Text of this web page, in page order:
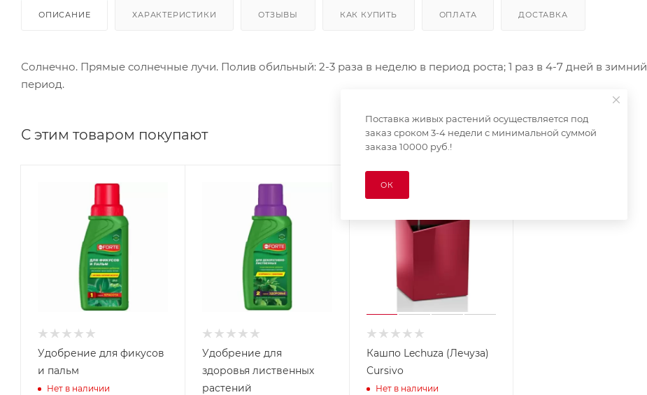
ОПИСАНИЕ ХАРАКТЕРИСТИКИ ОТЗЫВЫ КАК КУПИТЬ ОПЛАТА ДОСТАВКА
Солнечно. Прямые солнечные лучи. Полив обильный: 2-3 раза в неделю в период роста; 1 раз в 4-7 дней в зимний
период.
С этим товаром покупают
Удобрение для фикусов
и пальм
Нет в наличии
Удобрение для
здоровья лиственных
растений
Оригинал
Кашпо Lechuza (Лечуза)
Cursivo
Нет в наличии
Поставка живых растений осуществляется под
заказ сроком 3-4 недели с минимальной суммой
заказа 10000 руб.!
ОК